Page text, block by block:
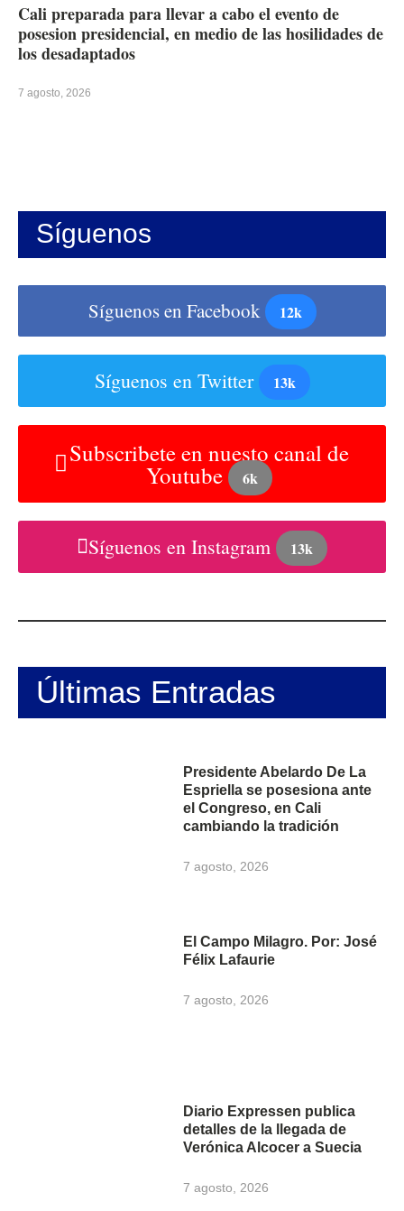
Cali preparada para llevar a cabo el evento de
posesion presidencial, en medio de las hosilidades de
los desadaptados
7 agosto, 2026
Síguenos
Síguenos en Facebook 12k
Síguenos en Twitter 13k
Subscribete en nuesto canal de
Youtube 6k
Síguenos en Instagram 13k
Últimas Entradas
Presidente Abelardo De La
Espriella se posesiona ante
el Congreso, en Cali
cambiando la tradición
7 agosto, 2026
El Campo Milagro. Por: José
Félix Lafaurie
7 agosto, 2026
Diario Expressen publica
detalles de la llegada de
Verónica Alcocer a Suecia
7 agosto, 2026